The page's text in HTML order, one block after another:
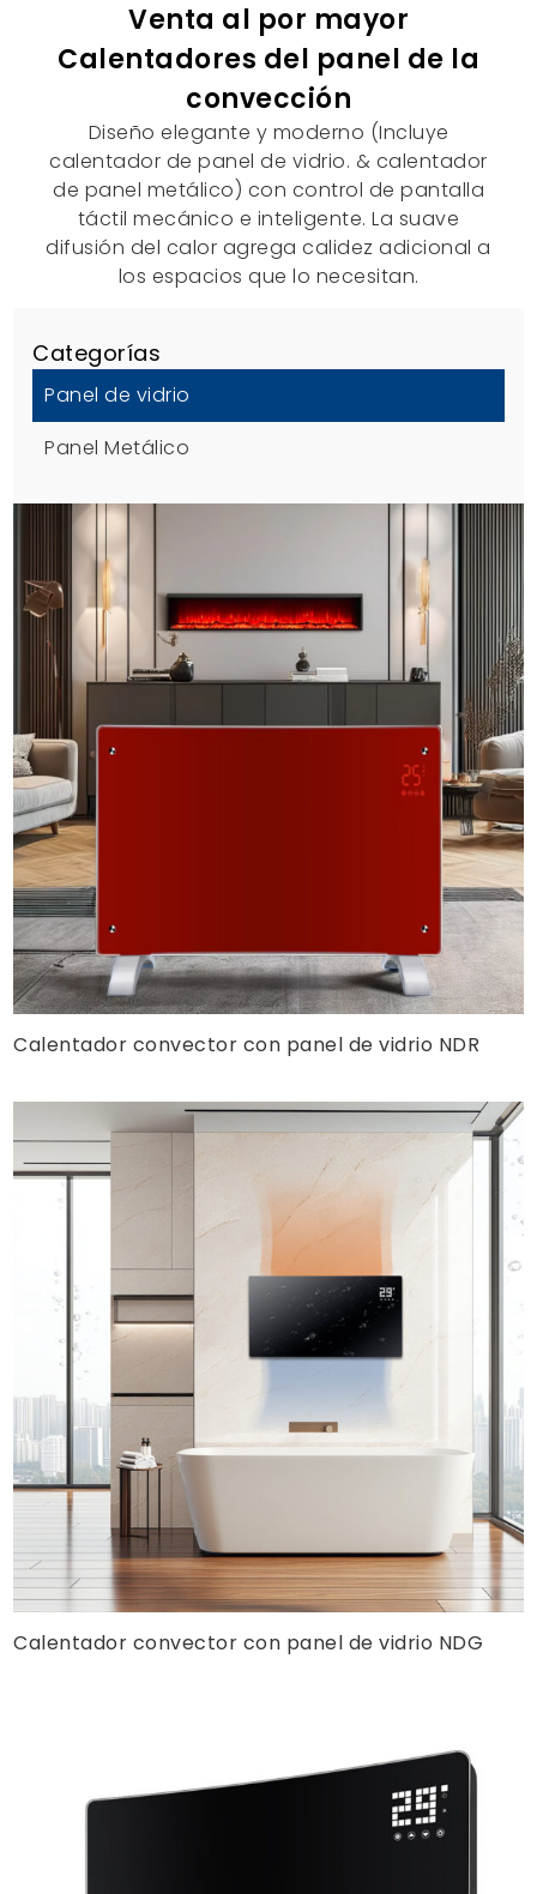
Venta al por mayor
Calentadores del panel de la
convección
Diseño elegante y moderno (Incluye
calentador de panel de vidrio. & calentador
de panel metálico) con control de pantalla
táctil mecánico e inteligente. La suave
difusión del calor agrega calidez adicional a
los espacios que lo necesitan.
Categorías
Panel de vidrio
Panel Metálico
Calentador convector con panel de vidrio NDR
Calentador convector con panel de vidrio NDG